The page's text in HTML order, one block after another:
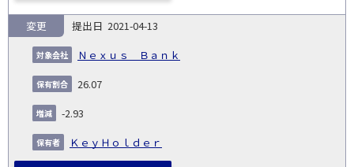
2021-04-13
Ｎｅｘｕｓ Ｂａｎｋ
変更
26.07
-2.93
ＫｅｙＨｏｌｄｅｒ